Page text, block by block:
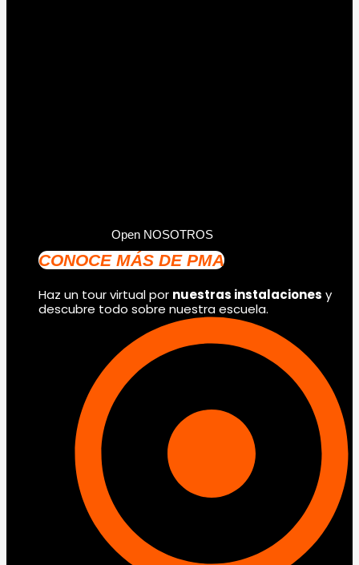
Open NOSOTROS
CONOCE MÁS DE PMA
Haz un tour virtual por nuestras instalaciones y
descubre todo sobre nuestra escuela.